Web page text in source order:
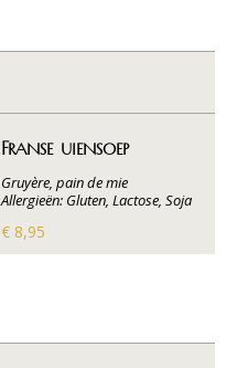
Franse uiensoep
Gruyère, pain de mie
Allergieën: Gluten, Lactose, Soja
€ 8,95